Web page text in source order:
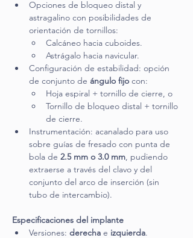
Opciones de bloqueo distal y
astragalino con posibilidades de
orientación de tornillos:
Calcáneo hacia cuboides.
Astrágalo hacia navicular.
Configuración de estabilidad: opción
de conjunto de ángulo fijo con:
Hoja espiral + tornillo de cierre, o
Tornillo de bloqueo distal + tornillo
de cierre.
Instrumentación: acanalado para uso
sobre guías de fresado con punta de
bola de 2.5 mm o 3.0 mm, pudiendo
extraerse a través del clavo y del
conjunto del arco de inserción (sin
tubo de intercambio).
Especificaciones del implante
Versiones: derecha e izquierda.